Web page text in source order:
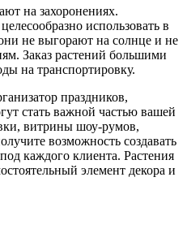
на захоронениях.
использовать в
не выгорают на солнце и не
Заказ растений большими
на транспортировку.
праздников,
стать важной частью вашей
витрины шоу-румов,
возможность создавать
каждого клиента. Растения
элемент декора и